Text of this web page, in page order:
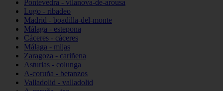
Pontevedra - vilanova-de-arousa
Lugo - ribadeo
Madrid - boadilla-del-monte
Málaga - estepona
Cáceres - cáceres
Málaga - mijas
Zaragoza - cariñena
Asturias - colunga
A-coruña - betanzos
Valladolid - valladolid